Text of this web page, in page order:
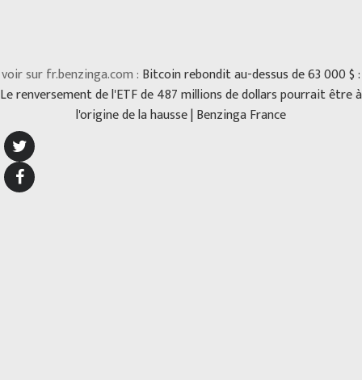
voir sur fr.benzinga.com : Bitcoin rebondit au-dessus de 63 000 $ :
Le renversement de l'ETF de 487 millions de dollars pourrait être à
l'origine de la hausse | Benzinga France